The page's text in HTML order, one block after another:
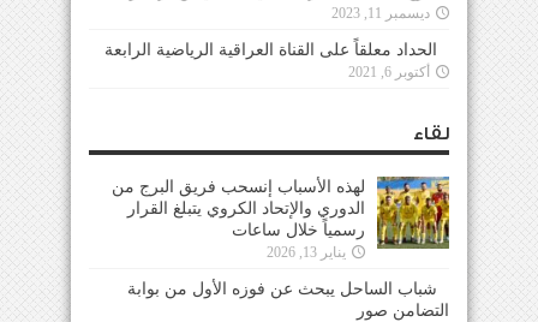
ديسمبر 11, 2023
الحداد معلقاً على القناة العراقية الرياضية الرابعة
أكتوبر 6, 2021
لقاء
لهذه الأسباب إنسحب فريق البرج من
الدوري والإتحاد الكروي يتبلغ القرار
رسمياً خلال ساعات
يناير 13, 2026
شباب الساحل يبحث عن فوزه الأول من بوابة
التضامن صور